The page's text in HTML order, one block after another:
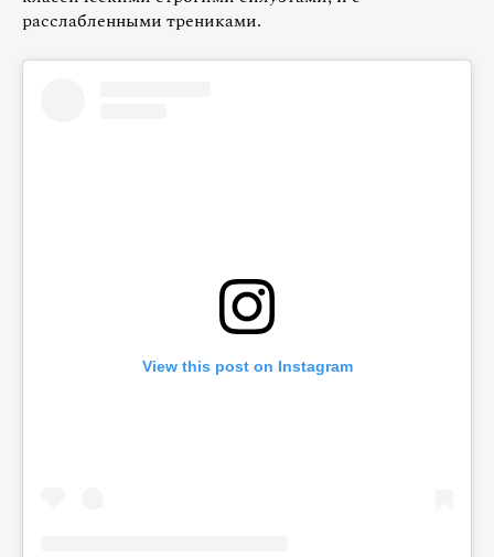
расслабленными трениками.
View this post on Instagram